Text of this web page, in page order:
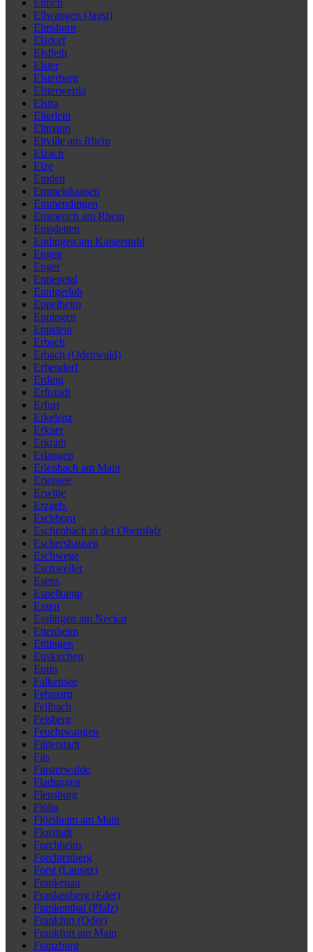
Ellrich
Ellwangen (Jagst)
Elmshorn
Elsdorf
Elsfleth
Elster
Elsterberg
Elsterwerda
Elstra
Elterlein
Eltmann
Eltville am Rhein
Elzach
Elze
Emden
Emmelshausen
Emmendingen
Emmerich am Rhein
Emsdetten
Endingen am Kaiserstuhl
Engen
Enger
Ennepetal
Ennigerloh
Eppelheim
Eppingen
Eppstein
Erbach
Erbach (Odenwald)
Erbendorf
Erding
Erftstadt
Erfurt
Erkelenz
Erkner
Erkrath
Erlangen
Erlenbach am Main
Erlensee
Erwitte
Erzgeb.
Eschborn
Eschenbach in der Oberpfalz
Eschershausen
Eschwege
Eschweiler
Esens
Espelkamp
Essen
Esslingen am Neckar
Ettenheim
Ettlingen
Euskirchen
Eutin
Falkensee
Fehmarn
Fellbach
Felsberg
Feuchtwangen
Filderstadt
Fils
Finsterwalde
Fladungen
Flensburg
Flöha
Flörsheim am Main
Florstadt
Forchheim
Forchtenberg
Forst (Lausitz)
Frankenau
Frankenberg (Eder)
Frankenthal (Pfalz)
Frankfurt (Oder)
Frankfurt am Main
Franzburg